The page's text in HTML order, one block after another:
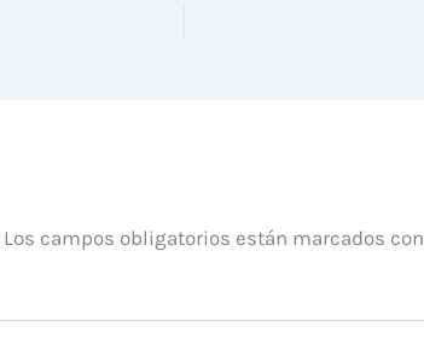
Los campos obligatorios están marcados con